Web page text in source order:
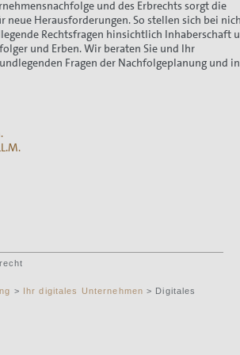
und des Erbrechts sorgt die
neue Herausforderungen. So stellen sich bei
Rechtsfragen hinsichtlich Inhaberschaft
und Erben. Wir beraten Sie und Ihr
Fragen der Nachfolgeplanung und in
> Ihr digitales Unternehmen > Digitales